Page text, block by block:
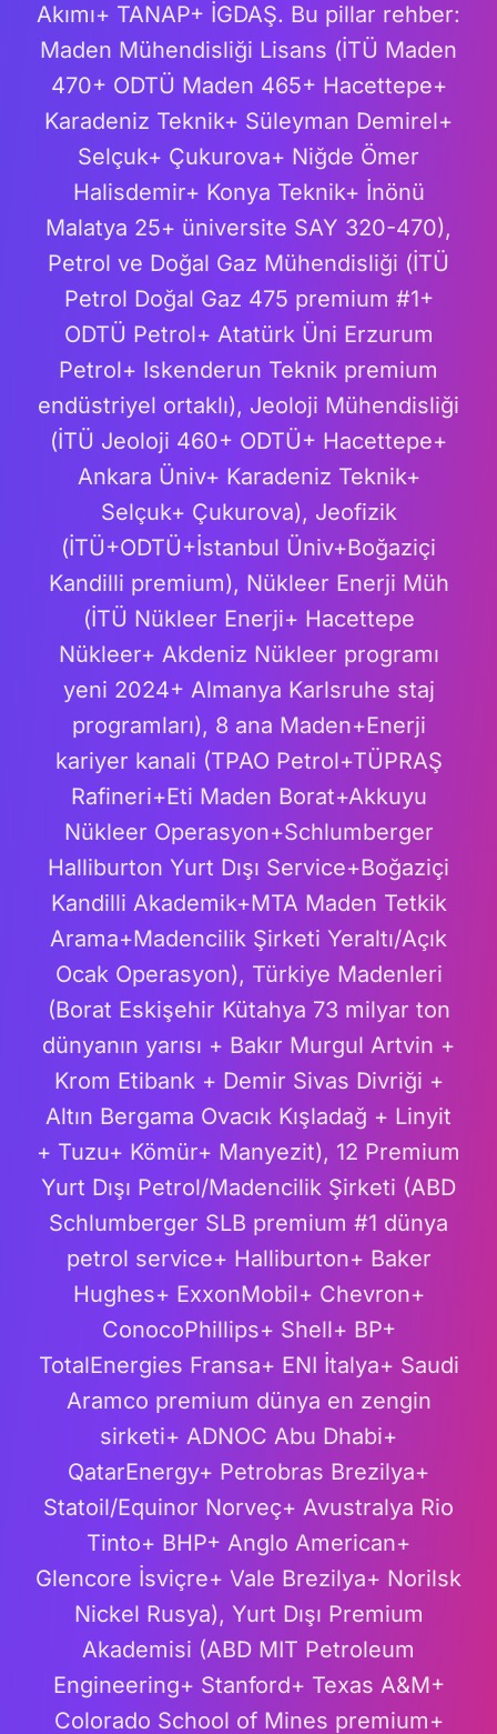
Akımı+ TANAP+ İGDAŞ. Bu pillar rehber:
Maden Mühendisliği Lisans (İTÜ Maden
470+ ODTÜ Maden 465+ Hacettepe+
Karadeniz Teknik+ Süleyman Demirel+
Selçuk+ Çukurova+ Niğde Ömer
Halisdemir+ Konya Teknik+ İnönü
Malatya 25+ üniversite SAY 320-470),
Petrol ve Doğal Gaz Mühendisliği (İTÜ
Petrol Doğal Gaz 475 premium #1+
ODTÜ Petrol+ Atatürk Üni Erzurum
Petrol+ Iskenderun Teknik premium
endüstriyel ortaklı), Jeoloji Mühendisliği
(İTÜ Jeoloji 460+ ODTÜ+ Hacettepe+
Ankara Üniv+ Karadeniz Teknik+
Selçuk+ Çukurova), Jeofizik
(İTÜ+ODTÜ+İstanbul Üniv+Boğaziçi
Kandilli premium), Nükleer Enerji Müh
(İTÜ Nükleer Enerji+ Hacettepe
Nükleer+ Akdeniz Nükleer programı
yeni 2024+ Almanya Karlsruhe staj
programları), 8 ana Maden+Enerji
kariyer kanali (TPAO Petrol+TÜPRAŞ
Rafineri+Eti Maden Borat+Akkuyu
Nükleer Operasyon+Schlumberger
Halliburton Yurt Dışı Service+Boğaziçi
Kandilli Akademik+MTA Maden Tetkik
Arama+Madencilik Şirketi Yeraltı/Açık
Ocak Operasyon), Türkiye Madenleri
(Borat Eskişehir Kütahya 73 milyar ton
dünyanın yarısı + Bakır Murgul Artvin +
Krom Etibank + Demir Sivas Divriği +
Altın Bergama Ovacık Kışladağ + Linyit
+ Tuzu+ Kömür+ Manyezit), 12 Premium
Yurt Dışı Petrol/Madencilik Şirketi (ABD
Schlumberger SLB premium #1 dünya
petrol service+ Halliburton+ Baker
Hughes+ ExxonMobil+ Chevron+
ConocoPhillips+ Shell+ BP+
TotalEnergies Fransa+ ENI İtalya+ Saudi
Aramco premium dünya en zengin
sirketi+ ADNOC Abu Dhabi+
QatarEnergy+ Petrobras Brezilya+
Statoil/Equinor Norveç+ Avustralya Rio
Tinto+ BHP+ Anglo American+
Glencore İsviçre+ Vale Brezilya+ Norilsk
Nickel Rusya), Yurt Dışı Premium
Akademisi (ABD MIT Petroleum
Engineering+ Stanford+ Texas A&M+
Colorado School of Mines premium+